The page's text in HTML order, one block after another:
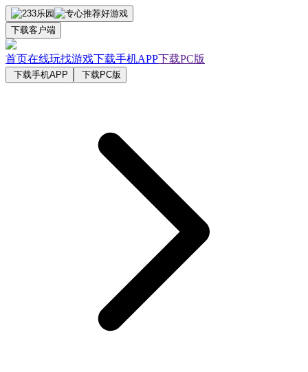
下载客户端
首页在线玩找游戏下载手机APP下载PC版
下载手机APP 下载PC版